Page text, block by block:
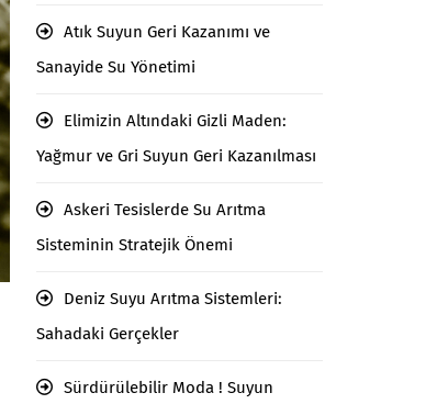
Atık Suyun Geri Kazanımı ve
Sanayide Su Yönetimi
Elimizin Altındaki Gizli Maden:
Yağmur ve Gri Suyun Geri Kazanılması
Askeri Tesislerde Su Arıtma
Sisteminin Stratejik Önemi
Deniz Suyu Arıtma Sistemleri:
Sahadaki Gerçekler
Sürdürülebilir Moda ! Suyun